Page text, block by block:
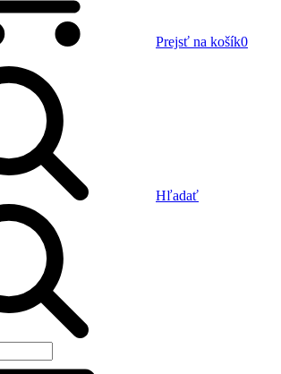
Prejsť na košík0
Hľadať